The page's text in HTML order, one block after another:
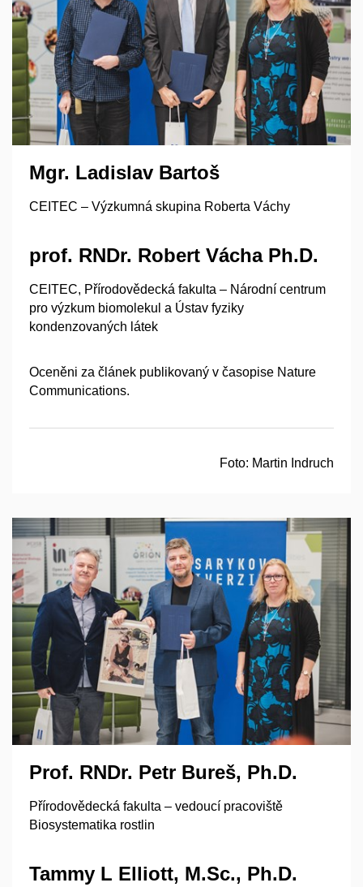
Mgr. Ladislav Bartoš
CEITEC – Výzkumná skupina Roberta Váchy
prof. RNDr. Robert Vácha Ph.D.
CEITEC, Přírodovědecká fakulta – Národní centrum
pro výzkum biomolekul a Ústav fyziky
kondenzovaných látek
Oceněni za článek publikovaný v časopise Nature
Communications.
Foto: Martin Indruch
Prof. RNDr. Petr Bureš, Ph.D.
Přírodovědecká fakulta – vedoucí pracoviště
Biosystematika rostlin
Tammy L Elliott, M.Sc., Ph.D.